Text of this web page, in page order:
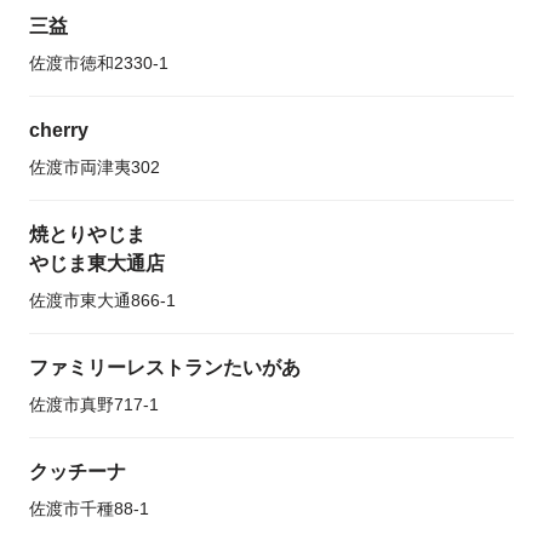
三益
佐渡市徳和2330-1
cherry
佐渡市両津夷302
焼とりやじま
やじま東大通店
佐渡市東大通866-1
ファミリーレストランたいがあ
佐渡市真野717-1
クッチーナ
佐渡市千種88-1